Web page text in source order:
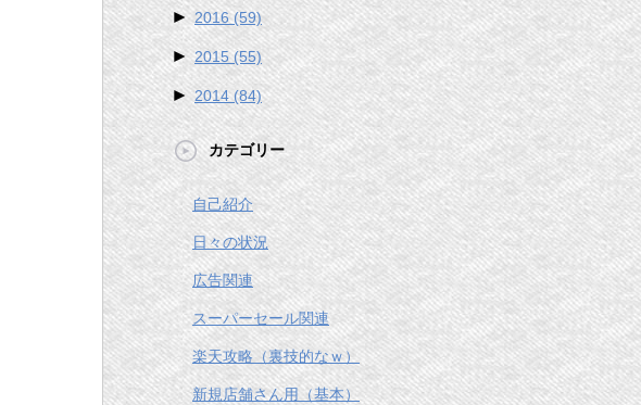
► 2016(59)
► 2015 (55)
► 2014(84)
カテゴリー
自己紹介
日々の状況
広告関連
スーパーセール関連
楽天攻略（裏技的なｗ）
新規店舗さん用（基本）